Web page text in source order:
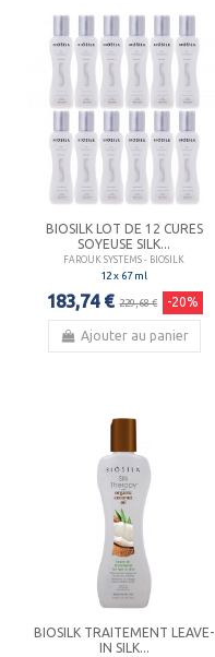
BIOSILK LOT DE 12 CURES
SOYEUSE SILK...
FAROUK SYSTEMS - BIOSILK
12 x 67 ml
183,74 € 229,68 € -20%
Ajouter au panier
BIOSILK TRAITEMENT LEAVE-
IN SILK...